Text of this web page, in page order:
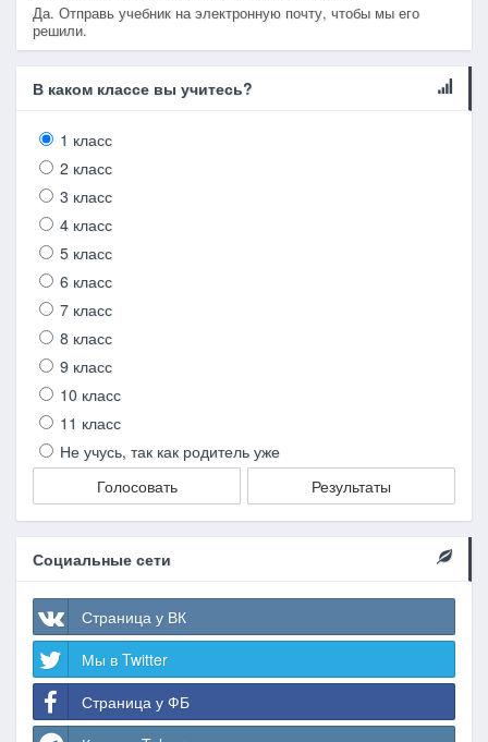
Да. Отправь учебник на электронную почту, чтобы мы его
решили.
В каком классе вы учитесь?
1 класс
2 класс
3 класс
4 класс
5 класс
6 класс
7 класс
8 класс
9 класс
10 класс
11 класс
Не учусь, так как родитель уже
Голосовать
Результаты
Социальные сети
Страница у ВК
Мы в Twitter
Страница у ФБ